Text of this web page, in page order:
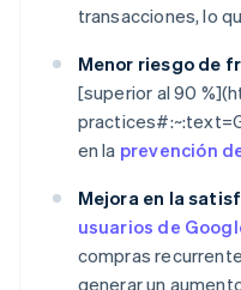
transacciones, lo
Menor riesgo de
[superior al 90
en la prevención
Mejora en la
usuarios de
compras
generar un